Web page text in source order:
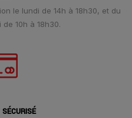
le lundi de 14h à 18h30, et du
10h à 18h30.